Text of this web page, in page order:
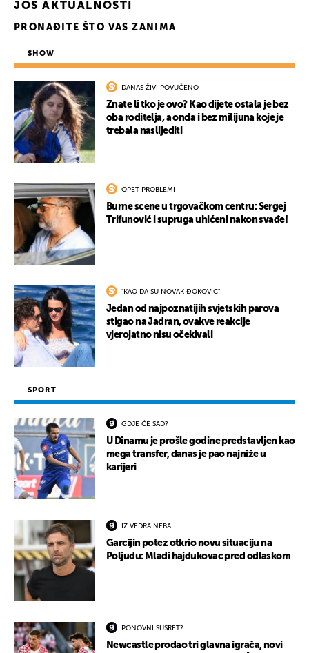
JOŠ AKTUALNOSTI
PRONAĐITE ŠTO VAS ZANIMA
SHOW
DANAS ŽIVI POVUČENO
Znate li tko je ovo? Kao dijete ostala je bez
oba roditelja, a onda i bez milijuna koje je
trebala naslijediti
OPET PROBLEMI
Burne scene u trgovačkom centru: Sergej
Trifunović i supruga uhićeni nakon svađe!
"KAO DA SU NOVAK ĐOKOVIĆ"
Jedan od najpoznatijih svjetskih parova
stigao na Jadran, ovakve reakcije
vjerojatno nisu očekivali
SPORT
GDJE ĆE SAD?
U Dinamu je prošle godine predstavljen kao
mega transfer, danas je pao najniže u
karijeri
IZ VEDRA NEBA
Garcijin potez otkrio novu situaciju na
Poljudu: Mladi hajdukovac pred odlaskom
PONOVNI SUSRET?
Newcastle prodao tri glavna igrača, novi